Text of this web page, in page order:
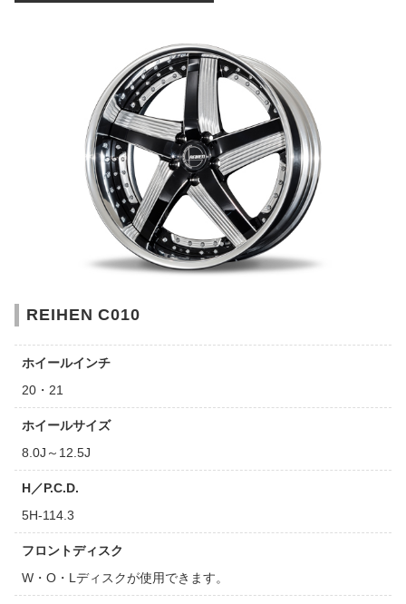
REIHEN C010
ホイールインチ
20・21
ホイールサイズ
8.0J～12.5J
H／P.C.D.
5H-114.3
フロントディスク
W・O・Lディスクが使用できます。